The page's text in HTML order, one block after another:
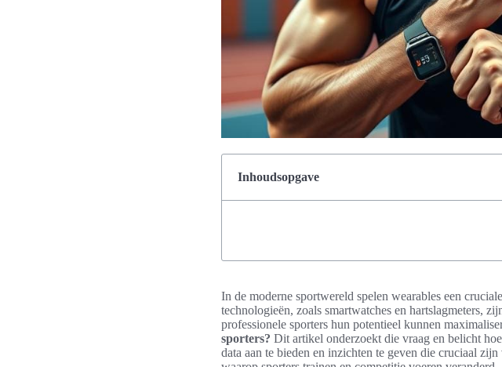
Inhoudsopgave
In de moderne sportwereld spelen wearables een
technologieën, zoals smartwatches en hartslagmeters,
professionele sporters hun potentieel kunnen
sporters? Dit artikel onderzoekt die vraag en belicht hoe
data aan te bieden en inzichten te geven die cruciaal